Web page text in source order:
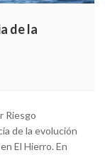
de la
Riesgo
de la evolución
El Hierro. En